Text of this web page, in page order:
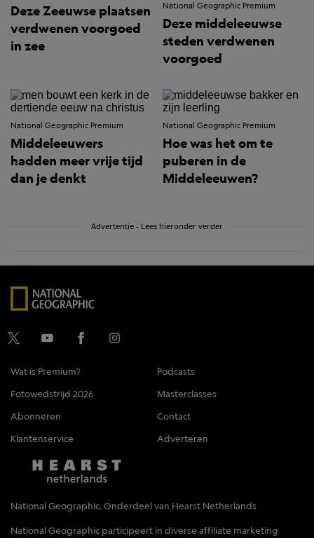
Deze Zeeuwse plaatsen
verdwenen voorgoed
in zee
National Geographic Premium
Deze middeleeuwse
steden verdwenen
voorgoed
National Geographic Premium
Middeleeuwers
hadden meer vrije tijd
dan je denkt
National Geographic Premium
Hoe was het om te
puberen in de
Middeleeuwen?
Advertentie - Lees hieronder verder
Wat is Premium?
Podcasts
Fotowedstrijd 2026
Masterclasses
Abonneren
Contact
Klantenservice
Adverteren
National Geographic, Onderdeel van Hearst Netherlands
National Geographic participeert in diverse affiliate marketing